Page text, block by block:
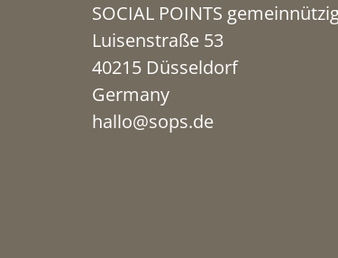
SOCIAL POINTS
Luisenstraße 53
40215 Düsseldorf
Germany
hallo@sops.de